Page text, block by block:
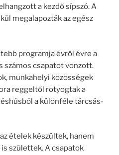
a kezdő sípszó. A
megalapozták az egész
programja évről évre a
számos csapatot vonzott.
munkahelyi közösségek
reggeltől rotyogtak a
a különféle tárcsás-
ételek készültek, hanem
születtek. A csapatok